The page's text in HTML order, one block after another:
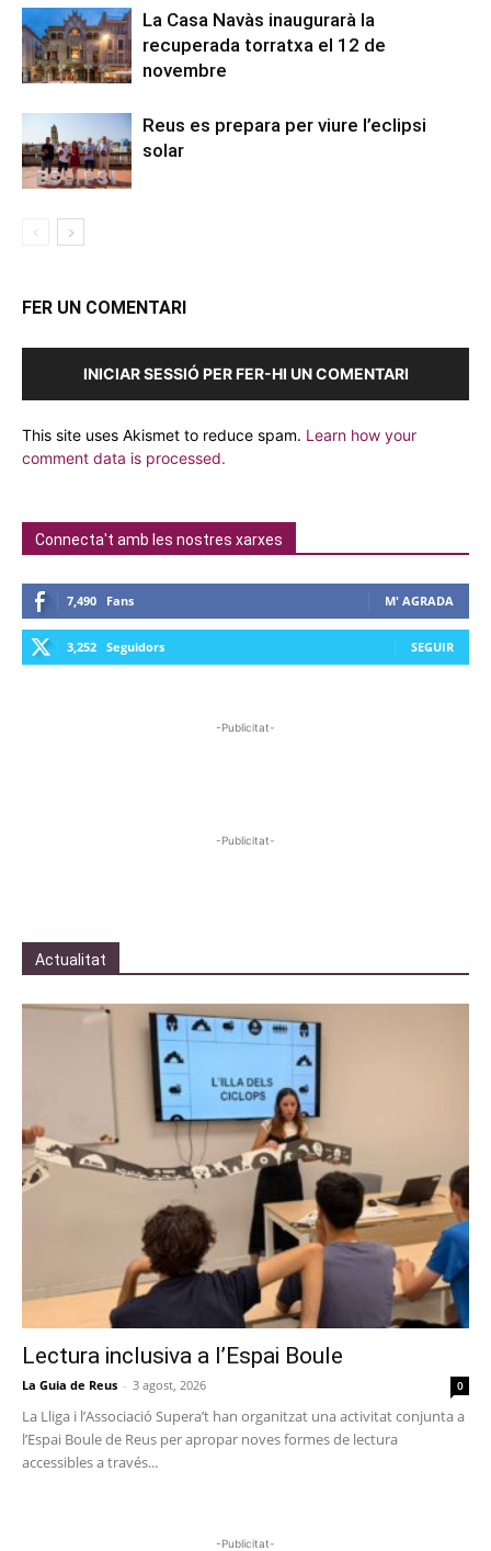
La Casa Navàs inaugurarà la
recuperada torratxa el 12 de
novembre
Reus es prepara per viure l’eclipsi
solar
FER UN COMENTARI
INICIAR SESSIÓ PER FER-HI UN COMENTARI
This site uses Akismet to reduce spam. Learn how your
comment data is processed.
Connecta't amb les nostres xarxes
7,490 Fans M' AGRADA
3,252 Seguidors SEGUIR
-Publicitat-
-Publicitat-
Actualitat
Lectura inclusiva a l’Espai Boule
La Guia de Reus - 3 agost, 2026 0
La Lliga i l’Associació Supera’t han organitzat una activitat conjunta a
l’Espai Boule de Reus per apropar noves formes de lectura
accessibles a través...
-Publicitat-